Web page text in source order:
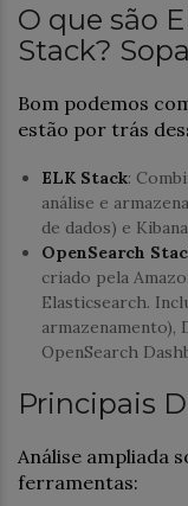
O que são
Stack?
Bom podemos
estão por trás
ELK Stack:
análise e
de dados) e
OpenSearch
criado pela
Elasticsearch.
armazenamento),
OpenSearch
Principais
Análise ampliada
ferramentas: